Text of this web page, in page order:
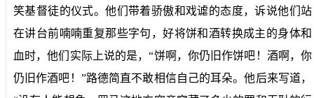
笑基督徒的仪式。他们带着骄傲和戏谑的态度，诉说他们站
在讲台前喃喃重复那些字句，好将饼和酒转换成主的身体和
血时，他们实际上说的是，“饼啊，你仍旧作饼吧！酒啊，你
仍旧作酒吧！”路德简直不敢相信自己的耳朵。他后来写道，